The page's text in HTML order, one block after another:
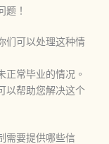
题！
们可以处理这种情
正常毕业的情况。
以帮助您解决这个
需要提供哪些信